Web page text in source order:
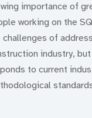
importance of
working on the
challenges of
industry,
to current